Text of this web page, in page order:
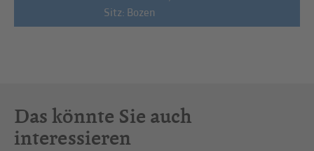
Sitz: Bozen
Das könnte Sie auch
interessieren